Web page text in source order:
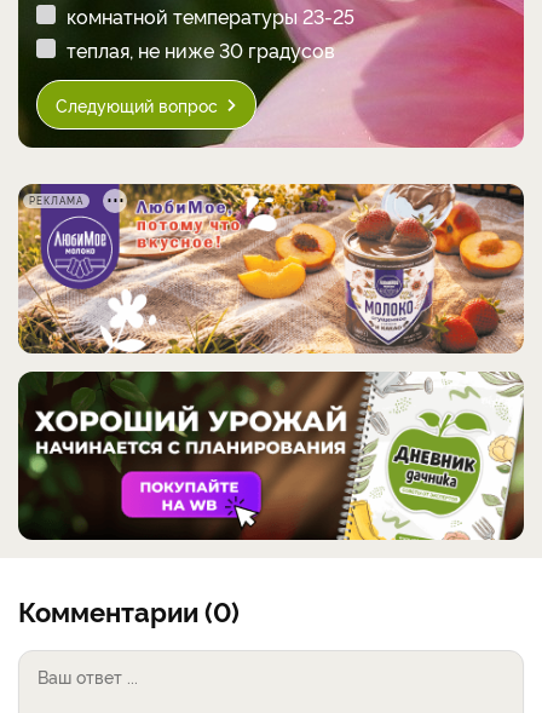
комнатной температуры 23-25
теплая, не ниже 30 градусов
Следующий вопрос
РЕКЛАМА
Комментарии (0)